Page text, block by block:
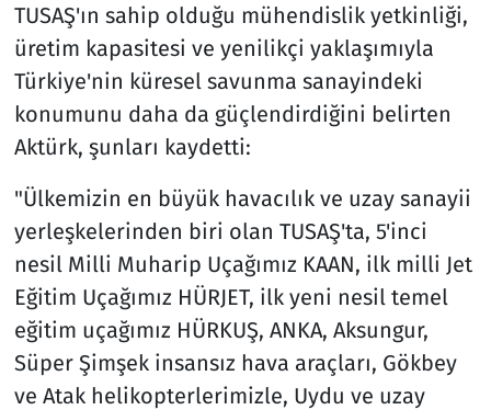
TUSAŞ'ın sahip olduğu mühendislik yetkinliği,
üretim kapasitesi ve yenilikçi yaklaşımıyla
Türkiye'nin küresel savunma sanayindeki
konumunu daha da güçlendirdiğini belirten
Aktürk, şunları kaydetti:
"Ülkemizin en büyük havacılık ve uzay sanayii
yerleşkelerinden biri olan TUSAŞ'ta, 5'inci
nesil Milli Muharip Uçağımız KAAN, ilk milli Jet
Eğitim Uçağımız HÜRJET, ilk yeni nesil temel
eğitim uçağımız HÜRKUŞ, ANKA, Aksungur,
Süper Şimşek insansız hava araçları, Gökbey
ve Atak helikopterlerimizle, Uydu ve uzay